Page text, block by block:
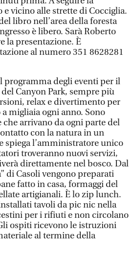
e vicino alle strette di Cocciglia.
libro nell’area della foresta
è libero. Sarà Roberto
la presentazione. È
al numero 351 8628281
programma degli eventi per il
Canyon Park, sempre più
relax e divertimento per
migliaia ogni anno. Sono
arrivano da ogni parte del
con la natura in un
spiega l’amministratore unico
troveranno nuovi servizi,
direttamente nel bosco. Dal
di Casoli vengono preparati
fatto in casa, formaggi del
artigianali. È lo zip lunch.
tavoli da pic nic nella
per i rifiuti e non circolano
ospiti ricevono le istruzioni
al termine della